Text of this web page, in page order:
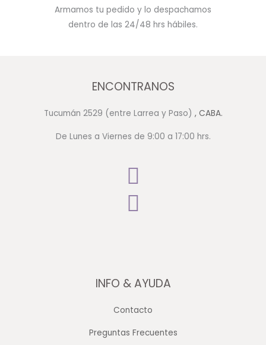
Armamos tu pedido y lo despachamos
dentro de las 24/48 hrs hábiles.
ENCONTRANOS
Tucumán 2529 (entre Larrea y Paso) , CABA.
De Lunes a Viernes de 9:00 a 17:00 hrs.
INFO & AYUDA
Contacto
Preguntas Frecuentes